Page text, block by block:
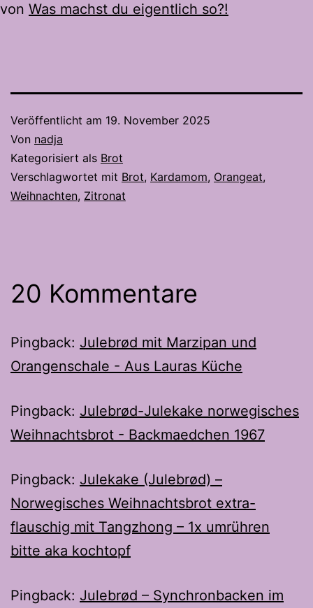
von Was machst du eigentlich so?!
Veröffentlicht am 19. November 2025
Von nadja
Kategorisiert als Brot
Verschlagwortet mit Brot, Kardamom, Orangeat,
Weihnachten, Zitronat
20 Kommentare
Pingback: Julebrød mit Marzipan und
Orangenschale - Aus Lauras Küche
Pingback: Julebrød-Julekake norwegisches
Weihnachtsbrot - Backmaedchen 1967
Pingback: Julekake (Julebrød) –
Norwegisches Weihnachtsbrot extra-
flauschig mit Tangzhong – 1x umrühren
bitte aka kochtopf
Pingback: Julebrød – Synchronbacken im